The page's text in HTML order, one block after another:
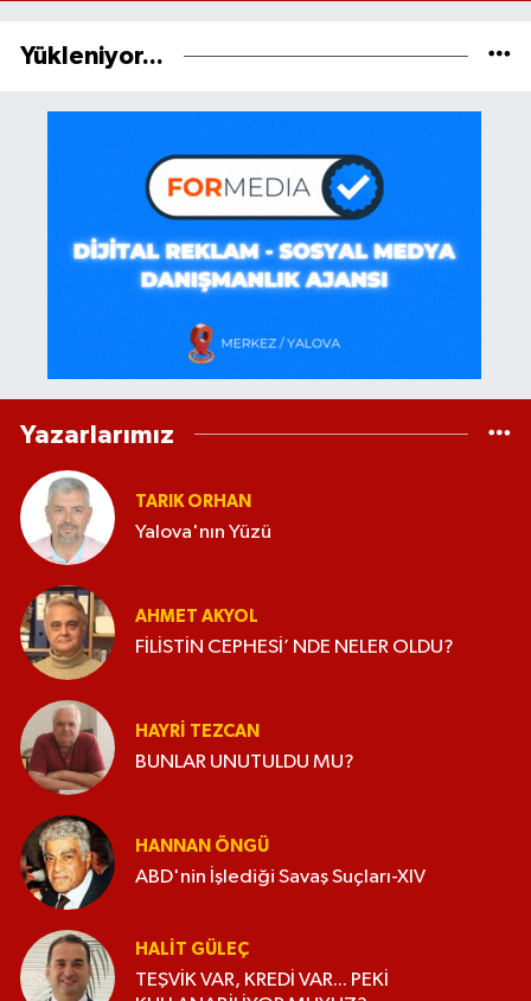
Yükleniyor...
Yazarlarımız
TARIK ORHAN
Yalova'nın Yüzü
AHMET AKYOL
FİLİSTİN CEPHESİ’ NDE NELER OLDU?
HAYRI TEZCAN
BUNLAR UNUTULDU MU?
HANNAN ÖNGÜ
ABD'nin İşlediği Savaş Suçları-XIV
HALIT GÜLEÇ
TEŞVİK VAR, KREDİ VAR... PEKİ